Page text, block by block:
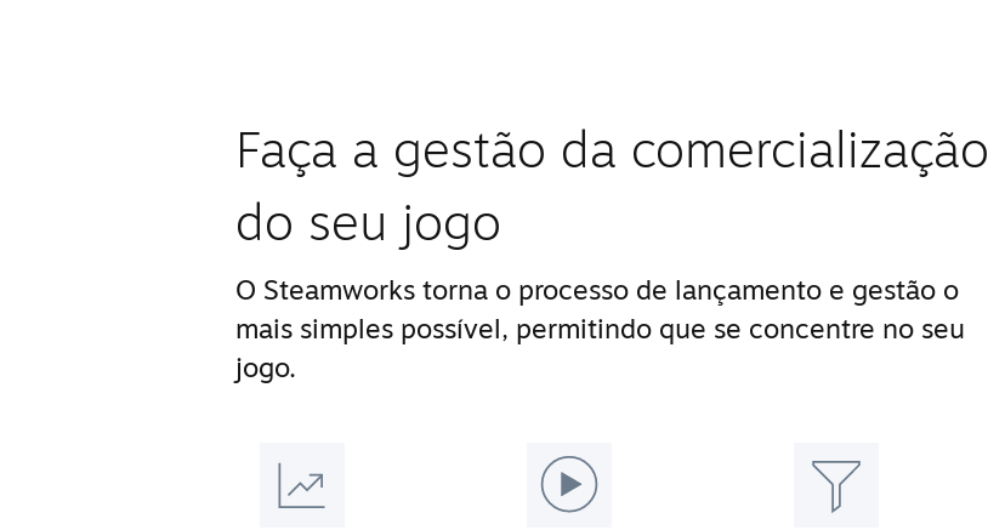
Faça a gestão da comercialização
do seu jogo
O Steamworks torna o processo de lançamento e gestão o
mais simples possível, permitindo que se concentre no seu
jogo.